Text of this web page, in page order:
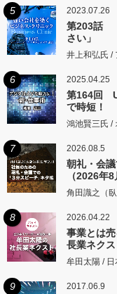
5 2023.07.26
第203話
さい」
井上和弘氏 /
6 2025.04.25
第164回
で時短！
鴻池賢三氏 /
7 2026.08.5
朝礼・会
（2026年8
角田識之（
8 2026.04.22
事業とは
長業ネク
牟田太陽 /
9 2017.06.9